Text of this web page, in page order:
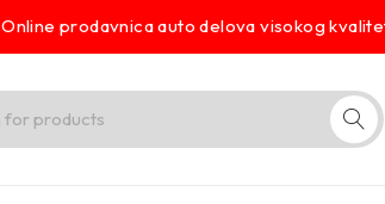
Online prodavnica auto delova visokog